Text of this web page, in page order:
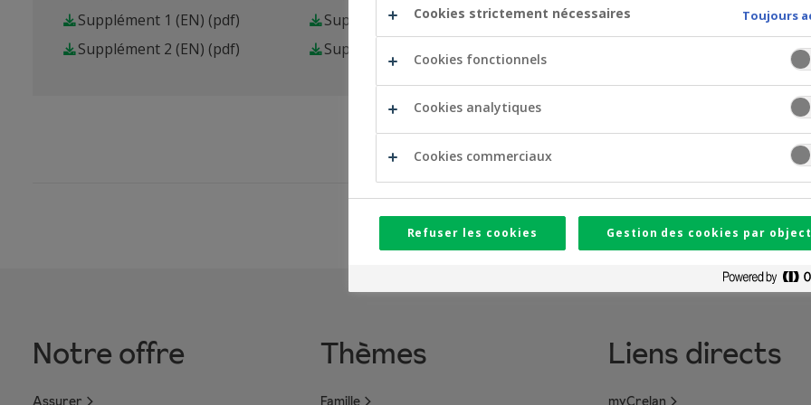
Supplément 1 (EN) (pdf)
Supplément 2 (EN) (pdf)
Supplément 4 (EN) (pdf)
Supplément 5 (EN)
Notre offre
Assurer
Thèmes
Famille
Liens directs
myCrelan
Cookies strictement nécessaires Toujours
Cookies fonctionnels
Cookies analytiques
Cookies commerciaux
Refuser les cookies Gestion des cookies par